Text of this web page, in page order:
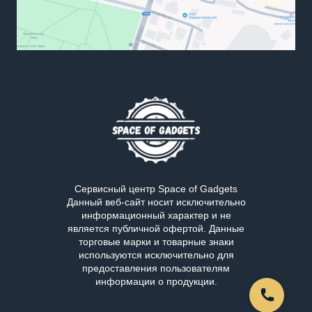
Сервисный центр Space of Gadgets
Данный веб-сайт носит исключительно
информационный характер и не
является публичной офертой. Данные
торговые марки и товарные знаки
используются исключительно для
предоставления пользователям
информации о продукции.